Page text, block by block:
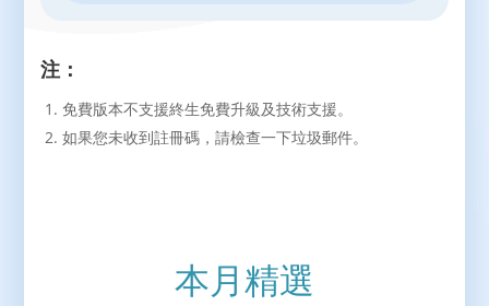
注：
免費版本不支援終生免費升級及技術支援。
如果您未收到註冊碼，請檢查一下垃圾郵件。
本月精選